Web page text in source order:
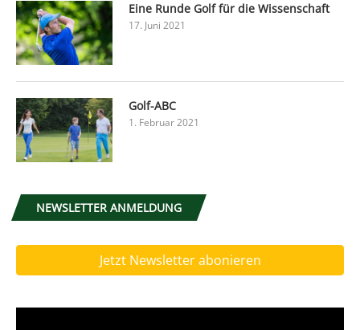
Eine Runde Golf für die Wissenschaft
17. Juni 2021
Golf-ABC
1. Februar 2021
NEWSLETTER ANMELDUNG
Jetzt Newsletter abonieren